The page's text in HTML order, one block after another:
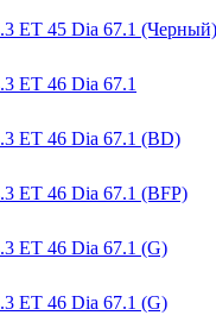
ET 45 Dia 67.1 (Черный)
ET 46 Dia 67.1
ET 46 Dia 67.1 (BD)
ET 46 Dia 67.1 (BFP)
ET 46 Dia 67.1 (G)
ET 46 Dia 67.1 (G)